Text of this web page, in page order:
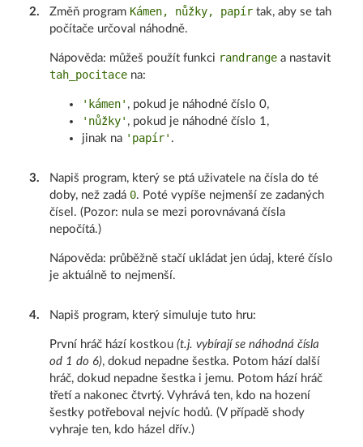
2. Změň program Kámen, nůžky, papír tak, aby se tah
počítače určoval náhodně.
Nápověda: můžeš použít funkci randrange a nastavit
tah_pocitace na:
'kámen' , pokud je náhodné číslo 0,
'nůžky' , pokud je náhodné číslo 1,
jinak na 'papír' .
3.
Napiš program, který se ptá uživatele na čísla do té
doby, než zadá 0. Poté vypíše nejmenší ze zadaných
čísel. (Pozor: nula se mezi porovnávaná čísla
nepočítá.)
Nápověda: průběžně stačí ukládat jen údaj, které číslo
je aktuálně to nejmenší.
4. Napiš program, který simuluje tuto hru:
První hráč hází kostkou(t.j. vybírají se náhodná čísla
od 1 do 6), dokud nepadne šestka. Potom hází další
hráč, dokud nepadne šestka i jemu. Potom hází hráč
třetí a nakonec čtvrtý. Vyhrává ten, kdo na hození
šestky potřeboval nejvíc hodů. (V případě shody
vyhraje ten, kdo házel dřív.)